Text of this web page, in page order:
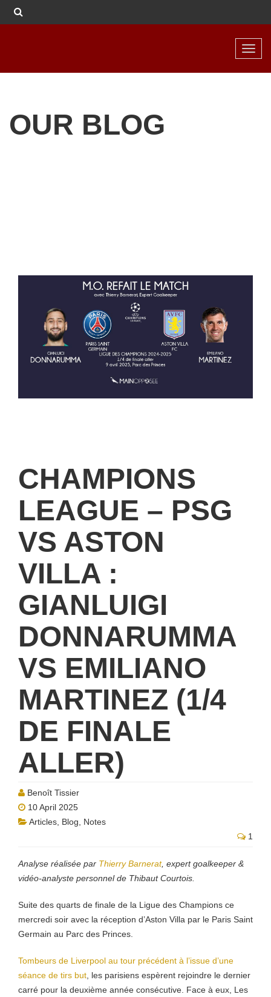
OUR BLOG
CHAMPIONS
LEAGUE – PSG
VS ASTON
VILLA :
GIANLUIGI
DONNARUMMA
VS EMILIANO
MARTINEZ (1/4
DE FINALE
ALLER)
Benoît Tissier
10 April 2025
Articles Blog
Notes
1
Analyse réalisée par Thierry Barnerat, expert goalkeeper &
vidéo-analyste personnel de Thibaut Courtois.
Suite des quarts de finale de la Ligue des Champions ce
mercredi soir avec la réception d’Aston Villa par le Paris Saint
Germain au Parc des Princes.
Tombeurs de Liverpool au tour précédent à l’issue d’une
séance de tirs but , les parisiens espèrent rejoindre le dernier
carré pour la deuxième année consécutive. Face à eux, Les